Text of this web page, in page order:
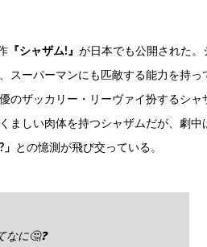
『シャザム!』 が日本でも公開された。
スーパーマンにも匹敵する能力を持
のザッカリー・リーヴァイ扮するシ
ましい肉体を持つシャザムだが、劇
との憶測が飛び交っている。
なに🤔❓